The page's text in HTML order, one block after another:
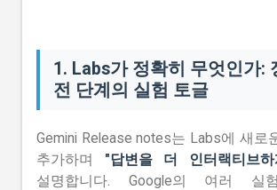
1. Labs가 정확히 무엇인가:
전 단계의 실험 토글
Gemini Release notes는 Labs에 새로
추가하며 "답변을 더 인터랙티브
설명합니다. Google의 여러 실